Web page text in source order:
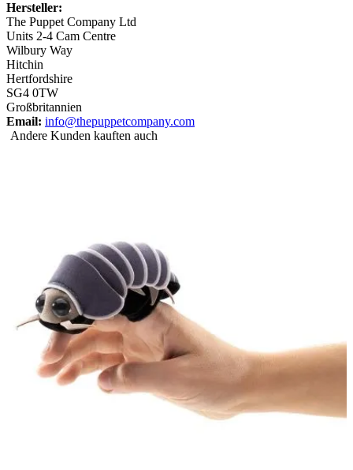
Hersteller:
The Puppet Company Ltd
Units 2-4 Cam Centre
Wilbury Way
Hitchin
Hertfordshire
SG4 0TW
Großbritannien
Email: info@thepuppetcompany.com
Andere Kunden kauften auch